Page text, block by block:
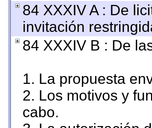
84 XXXIV A : De
invitación
84 XXXIV B : De
1. La propuesta
2. Los motivos y
cabo.